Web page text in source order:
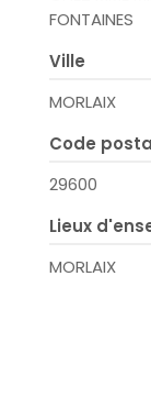
FONTAINES
Ville
MORLAIX
Code
29600
Lieux
MORLAIX